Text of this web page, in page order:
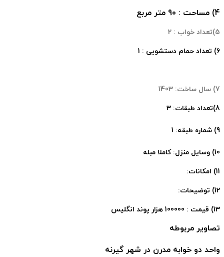
4) مساحت : 90 متر مربع
5)تعداد خواب : 2
6) تعداد حمام دستشویی : 1
7) سال ساخت: 1403
8)تعداد طبقات: 3
9) شماره طبقه: 1
10) وسایل منزل: کاملا مبله
11) امکانات:
12) توضیحات:
13) قیمت : 100000 هزار پوند انگلیس
تصاویر مربوطه
واحد دو خوابه مدرن در شهر گیرنه